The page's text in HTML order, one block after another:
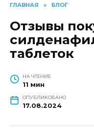
ГЛАВНАЯ » БЛОГ
Отзывы
таблеток
НА ЧТЕНИЕ
11 мин
ОПУБЛИКОВАНО
17.08.2024